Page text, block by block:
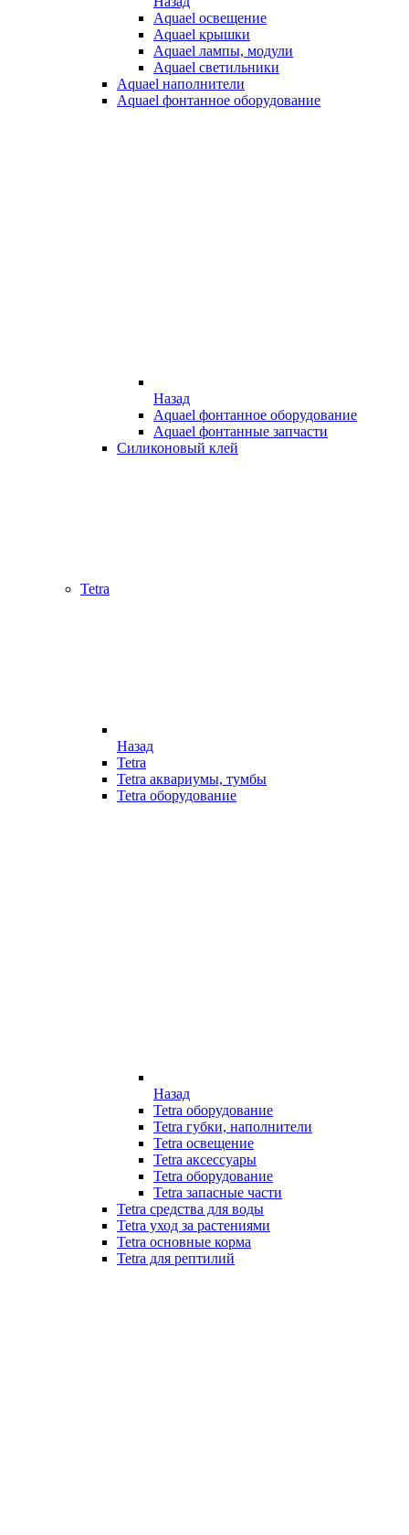
Aquael освещение
Aquael крышки
Aquael лампы, модули
Aquael светильники
Aquael наполнители
Aquael фонтанное оборудование
Назад
Aquael фонтанное оборудование
Aquael фонтанные запчасти
Силиконовый клей
Tetra
Назад
Tetra
Tetra аквариумы, тумбы
Tetra оборудование
Назад
Tetra оборудование
Tetra губки, наполнители
Tetra освещение
Tetra аксессуары
Tetra оборудование
Tetra запасные части
Tetra средства для воды
Tetra уход за растениями
Tetra основные корма
Tetra для рептилий